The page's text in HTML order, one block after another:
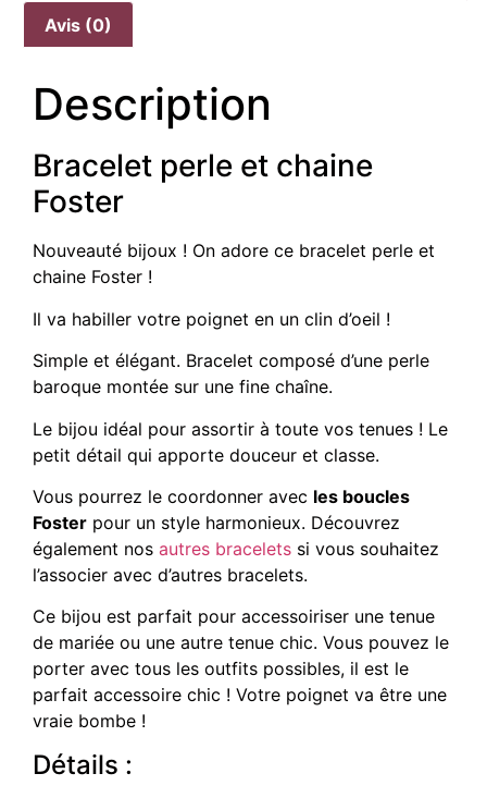
Avis (0)
Description
Bracelet perle et chaine
Foster
Nouveauté bijoux ! On adore ce bracelet perle et
chaine Foster !
Il va habiller votre poignet en un clin d’oeil !
Simple et élégant. Bracelet composé d’une perle
baroque montée sur une fine chaîne.
Le bijou idéal pour assortir à toute vos tenues ! Le
petit détail qui apporte douceur et classe.
Vous pourrez le coordonner avec les boucles
Foster pour un style harmonieux. Découvrez
également nos autres bracelets si vous souhaitez
l’associer avec d’autres bracelets.
Ce bijou est parfait pour accessoiriser une tenue
de mariée ou une autre tenue chic. Vous pouvez le
porter avec tous les outfits possibles, il est le
parfait accessoire chic ! Votre poignet va être une
vraie bombe !
Détails :